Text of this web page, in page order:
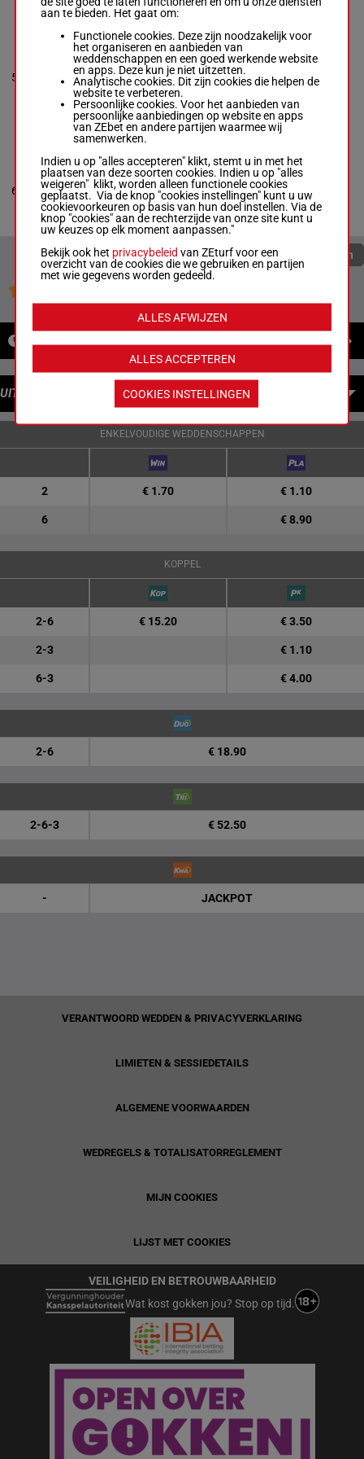
5
ZIZANIA DU
Dawes Mme
Wallis C.
M/5 -
(25) 6p 2p 4p
4p (24) 1p 7p
M/5 58.5
kg
(25) 6p 2p
4p 4p (24)
1p 7p 3p
4p
1
6
AL SHARID
Rawlinson A.-
D C Griffiths
Box: 6 -R/4 -
57.5 kg
R/4 57.5
kg
6
Quoteringen verversen
UITBETALINGEN
ENKELVOUDIGE WEDDENSCHAPPEN
2 € 1.70 € 1.10
6 € 8.90
KOPPEL
2-6 € 15.20 € 3.50
2-3 € 1.10
6-3 € 4.00
2-6 € 18.90
2-6-3 € 52.50
- JACKPOT
VERANTWOORD WEDDEN & PRIVACYVERKLARING
LIMIETEN & SESSIEDETAILS
ALGEMENE VOORWAARDEN
WEDREGELS & TOTALISATORREGLEMENT
MIJN COOKIES
LIJST MET COOKIES
VEILIGHEID EN BETROUWBAARHEID
Wat kost gokken jou? Stop op tijd.
aan te bieden. Het gaat om:
Functionele cookies. Deze zijn noodzakelijk voor
het organiseren en aanbieden van
weddenschappen en een goed werkende website
en apps. Deze kun je niet uitzetten.
Analytische cookies. Dit zijn cookies die helpen de
website te verbeteren.
Persoonlijke cookies. Voor het aanbieden van
persoonlijke aanbiedingen op website en apps
van ZEbet en andere partijen waarmee wij
samenwerken.
Indien u op "alles accepteren" klikt, stemt u in met het
plaatsen van deze soorten cookies. Indien u op "alles
weigeren" klikt, worden alleen functionele cookies
geplaatst. Via de knop "cookies instellingen" kunt u uw
cookievoorkeuren op basis van hun doel instellen. Via de
knop "cookies" aan de rechterzijde van onze site kunt u
uw keuzes op elk moment aanpassen."
Bekijk ook het privacybeleid van ZEturf voor een
overzicht van de cookies die we gebruiken en partijen
met wie gegevens worden gedeeld.
ALLES ACCEPTEREN
ALLES AFWIJZEN
COOKIES INSTELLINGEN